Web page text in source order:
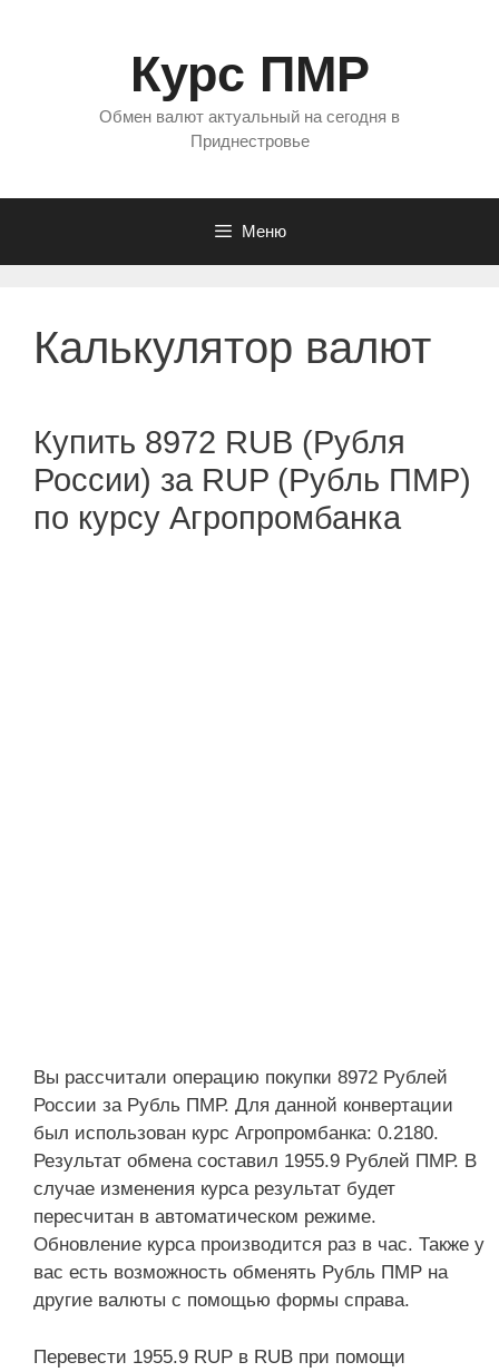
Курс ПМР
Обмен валют актуальный на сегодня в
Приднестровье
Меню
Калькулятор валют
Купить 8972 RUB (Рубля
России) за RUP (Рубль ПМР)
по курсу Агропромбанка
Вы рассчитали операцию покупки 8972 Рублей
России за Рубль ПМР. Для данной конвертации
был использован курс Агропромбанка: 0.2180.
Результат обмена составил 1955.9 Рублей ПМР. В
случае изменения курса результат будет
пересчитан в автоматическом режиме.
Обновление курса производится раз в час. Также у
вас есть возможность обменять Рубль ПМР на
другие валюты с помощью формы справа.
Перевести 1955.9 RUP в RUB при помощи